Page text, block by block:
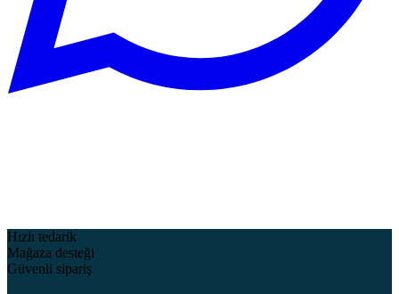
Hızlı tedarik
Mağaza desteği
Güvenli sipariş